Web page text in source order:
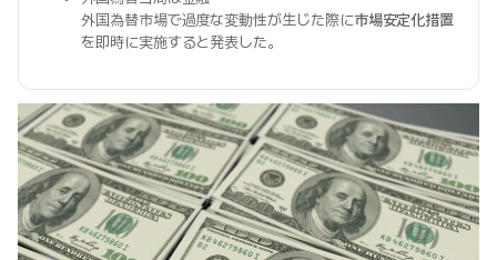
外国為替市場で過度な変動性が生じた際に市場安定化措置
を即時に実施すると発表した。